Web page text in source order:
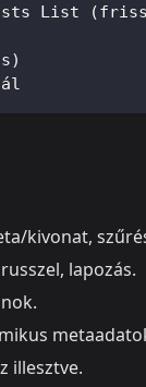
List
kivonat,
lapozás.
illesztve.